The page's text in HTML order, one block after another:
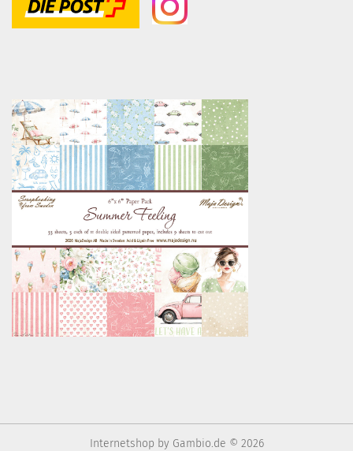
Internetshop by Gambio.de © 2026